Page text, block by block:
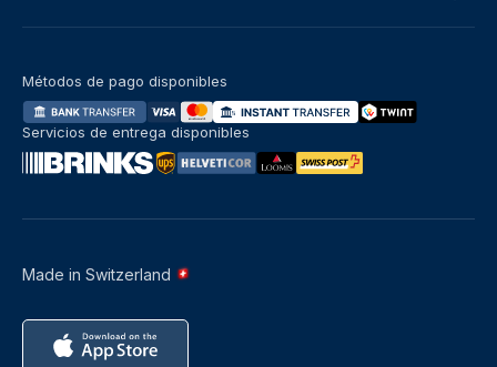
Made in Switzerland
Métodos de pago disponibles
Servicios de entrega disponibles